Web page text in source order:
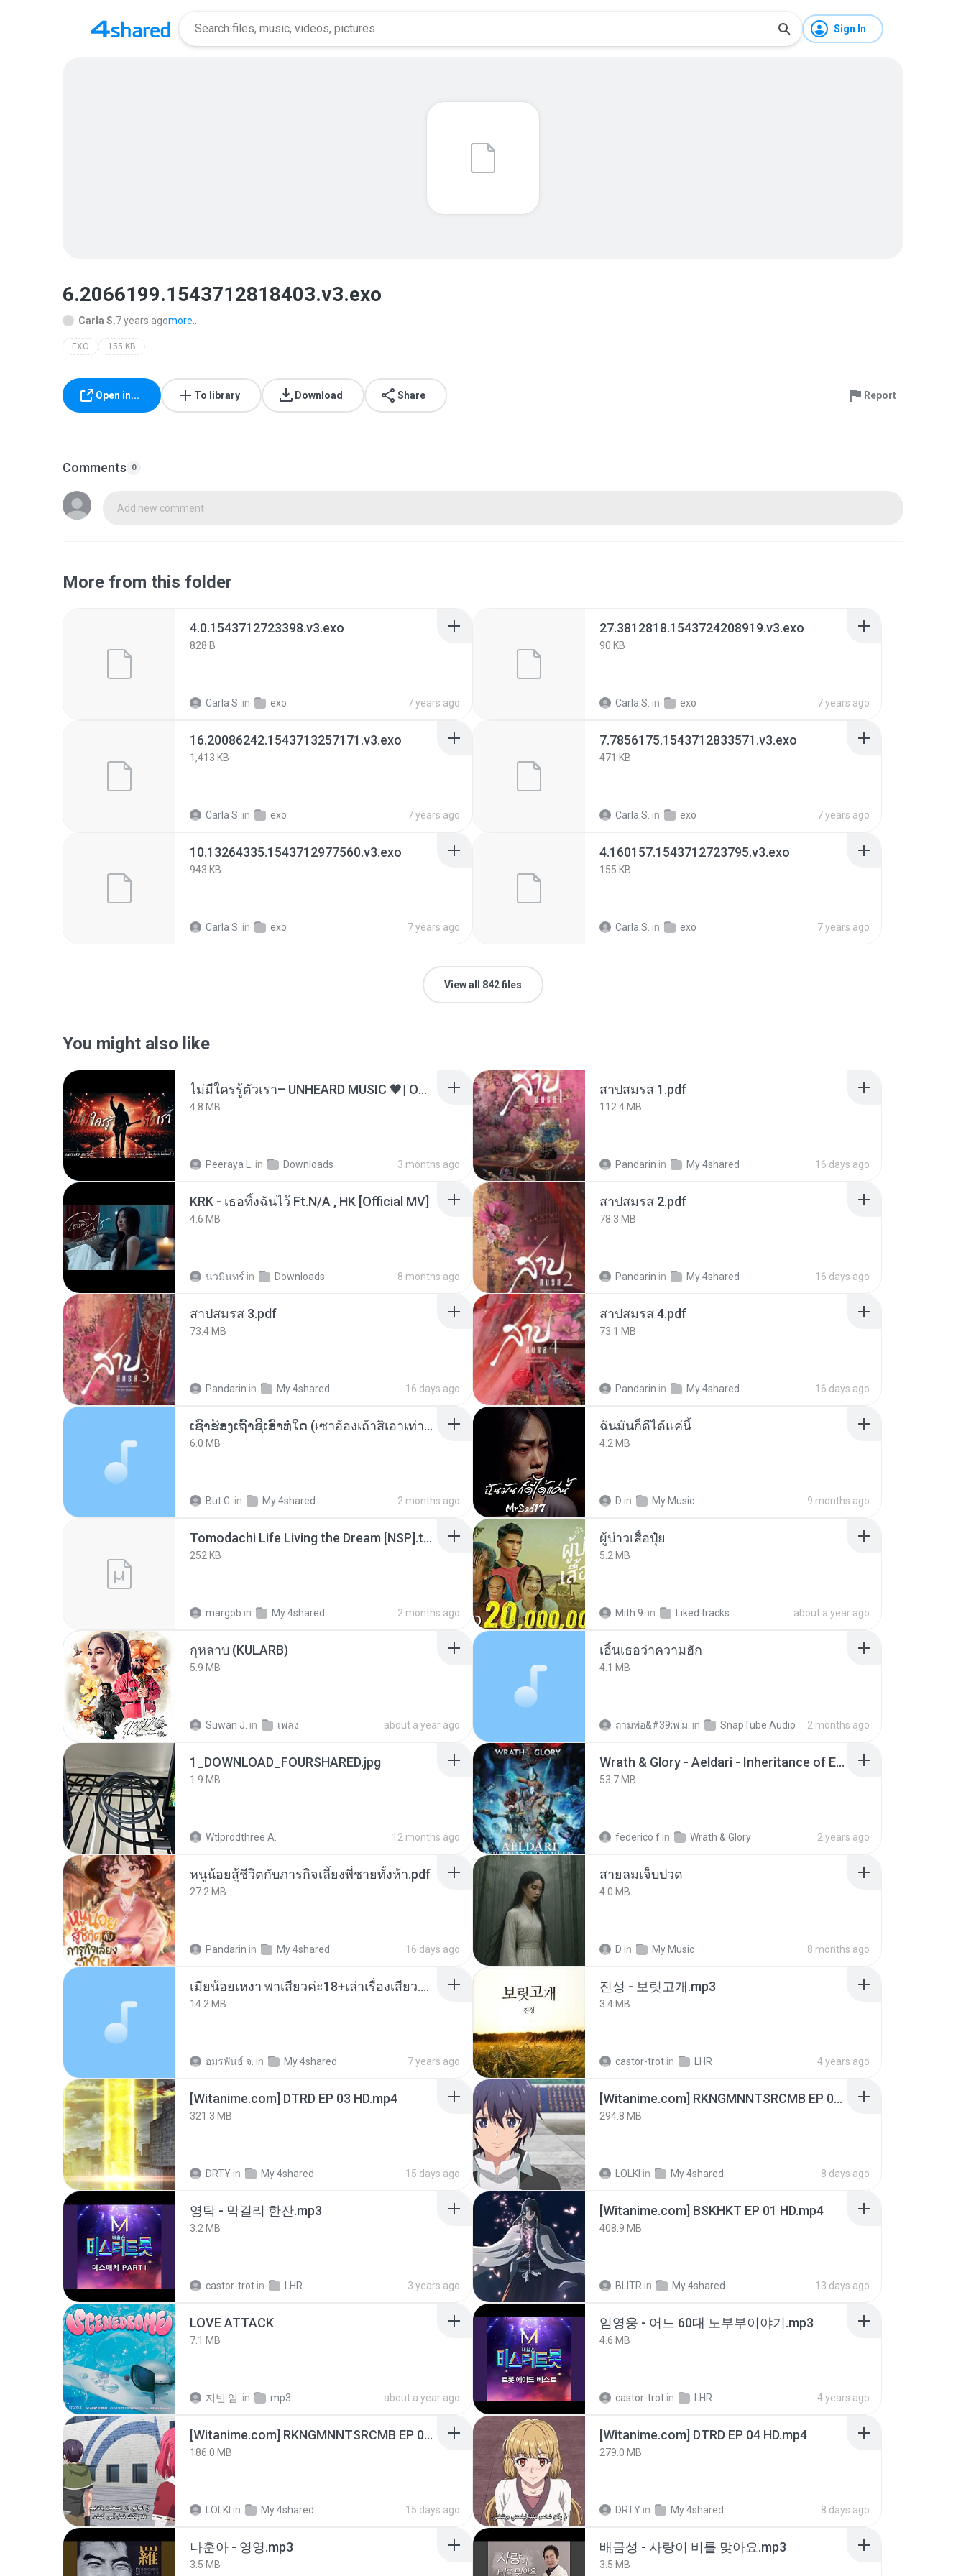
Sign In
6.2066199.1543712818403.v3.exo
Carla S.7 years agomore...
EXO 155 KB
Open in... To library Download Share Report
Comments 0
Add new comment
More from this folder
4.0.1543712723398.v3.exo
828 B
Carla S. in exo 7 years ago
27.3812818.1543724208919.v3.exo
90 KB
Carla S. in exo 7 years ago
16.20086242.1543713257171.v3.exo
1,413 KB
Carla S. in exo 7 years ago
7.7856175.1543712833571.v3.exo
471 KB
Carla S. in exo 7 years ago
10.13264335.1543712977560.v3.exo
943 KB
Carla S. in exo 7 years ago
4.160157.1543712723795.v3.exo
155 KB
Carla S. in exo 7 years ago
View all 842 files
You might also like
ไม่มีใครรู้ตัวเรา– UNHEARD MUSIC 🖤| Official Lyric Video | เพลงสู้ชีวิต
4.8 MB
Peeraya L. in Downloads 3 months ago
สาปสมรส 1.pdf
112.4 MB
Pandarin in My 4shared 16 days ago
KRK - เธอทิ้งฉันไว้ Ft.N/A , HK [Official MV]
4.6 MB
นวมินทร์ in Downloads 8 months ago
สาปสมรส 2.pdf
78.3 MB
Pandarin in My 4shared 16 days ago
สาปสมรส 3.pdf
73.4 MB
Pandarin in My 4shared 16 days ago
สาปสมรส 4.pdf
73.1 MB
Pandarin in My 4shared 16 days ago
ເຊົາຮ້ອງເຖົ້າຊິເອົາທໍ່ໃດ (เซาฮ้องเถ้าสิเอาเท่าใด) ບຸນເກີດ ຫນູຫ່ວງ ft. ໂສພາ ຈຸນທະລາ
6.0 MB
But G. in My 4shared 2 months ago
ฉันมันก็ดีได้แค่นี้
4.2 MB
D in My Music 9 months ago
Tomodachi Life Living the Dream [NSP].torrent
252 KB
margob in My 4shared 2 months ago
ผู้บ่าวเสื้อปุ๋ย
5.2 MB
Mith 9. in Liked tracks about a year ago
กุหลาบ (KULARB)
5.9 MB
Suwan J. in เพลง about a year ago
เอิ้นเธอว่าความฮัก
4.1 MB
ถามพ่อ&#39;พ ม. in SnapTube Audio 2 months ago
1_DOWNLOAD_FOURSHARED.jpg
1.9 MB
Wtlprodthree A. 12 months ago
Wrath & Glory - Aeldari - Inheritance of Embers.pdf
53.7 MB
federico f in Wrath & Glory 2 years ago
หนูน้อยสู้ชีวิตกับภารกิจเลี้ยงพี่ชายทั้งห้า.pdf
27.2 MB
Pandarin in My 4shared 16 days ago
สายลมเจ็บปวด
4.0 MB
D in My Music 8 months ago
เมียน้อยเหงา พาเสียวค่ะ18+เล่าเรื่องเสียว.mp3
14.2 MB
อมรพันธ์ จ. in My 4shared 7 years ago
진성 - 보릿고개.mp3
3.4 MB
castor-trot in LHR 4 years ago
[Witanime.com] DTRD EP 03 HD.mp4
321.3 MB
DRTY in My 4shared 15 days ago
[Witanime.com] RKNGMNNTSRCMB EP 06 HD.mp4
294.8 MB
LOLKI in My 4shared 8 days ago
영탁 - 막걸리 한잔.mp3
3.2 MB
castor-trot in LHR 3 years ago
[Witanime.com] BSKHKT EP 01 HD.mp4
408.9 MB
BLITR in My 4shared 13 days ago
LOVE ATTACK
7.1 MB
지빈 임. in mp3 about a year ago
임영웅 - 어느 60대 노부부이야기.mp3
4.6 MB
castor-trot in LHR 4 years ago
[Witanime.com] RKNGMNNTSRCMB EP 05 HD.mp4
186.0 MB
LOLKI in My 4shared 15 days ago
[Witanime.com] DTRD EP 04 HD.mp4
279.0 MB
DRTY in My 4shared 8 days ago
나훈아 - 영영.mp3
3.5 MB
배금성 - 사랑이 비를 맞아요.mp3
3.5 MB